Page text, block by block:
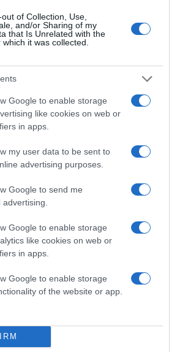
of Collection, Use,
and/or Sharing of my
that Is Unrelated with the
it was collected.
Google to enable storage
like cookies on web or
in apps.
my user data to be sent to
advertising purposes.
Google to send me
Google to enable storage
like cookies on web or
in apps.
Google to enable storage
of the website or app.
vonzzák a pozitivitást és a jólétet.
a rejtélyes feketéig minden szín
rezonál, és képessé tesz minket
és erővel navigáljunk az élet
varázsát, és szabadítsd fel a bennük
hogy pozitívan befolyásolhassuk a
sikert és harmóniát árasszon a
minden nap felveszed a színeket,
Twitter Pinterest
,viselet, ruhák, szimbólum